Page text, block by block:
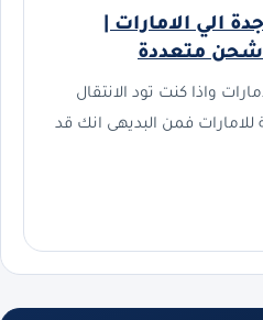
الي الامارات |
واذا كنت تود الانتقال
فمن البديهى انك قد